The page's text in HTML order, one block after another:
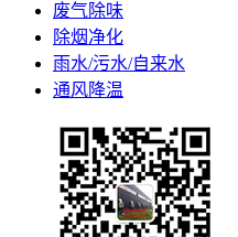
废气除味
除烟净化
雨水/污水/自来水
通风降温